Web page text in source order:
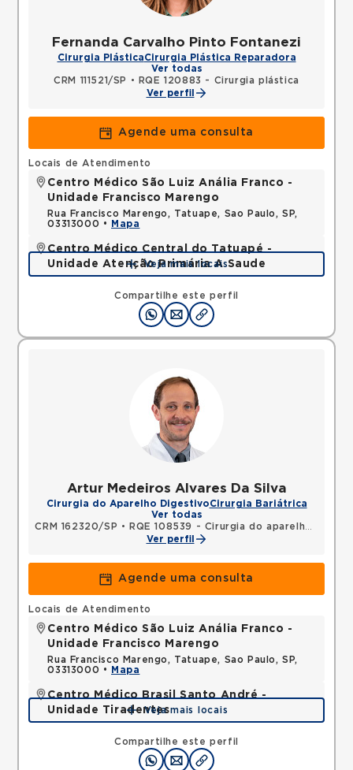
Fernanda Carvalho Pinto Fontanezi
Cirurgia PlásticaCirurgia Plástica Reparadora
Ver todas
CRM 111521/SP
•
RQE 120883 - Cirurgia plástica
Ver perfil
Agende uma consulta
Compartilhe este perfil
Locais de Atendimento
Centro Médico São Luiz Anália Franco -
Unidade Francisco Marengo
Rua Francisco Marengo, Tatuape, Sao Paulo, SP,
03313000 •
Mapa
Centro Médico Central do Tatuapé -
Unidade Atenção Primária A Saude
Avenida Alvaro Ramos, Quarta Parada, Sao Paulo,
SP, 03330002 •
Mapa
Veja mais locais
Artur Medeiros Alvares Da Silva
Cirurgia do Aparelho DigestivoCirurgia Bariátrica
Ver todas
CRM 162320/SP •
RQE 108539 - Cirurgia do aparelho digestivo
Ver perfil
Agende uma consulta
Compartilhe este perfil
Locais de Atendimento
Centro Médico São Luiz Anália Franco -
Unidade Francisco Marengo
Rua Francisco Marengo, Tatuape, Sao Paulo, SP,
03313000 •
Mapa
Centro Médico Brasil Santo André -
Unidade Tiradentes
Rua Tiradentes, Vila Dora, Santo Andre, SP,
09030560 •Mapa
Veja mais locais